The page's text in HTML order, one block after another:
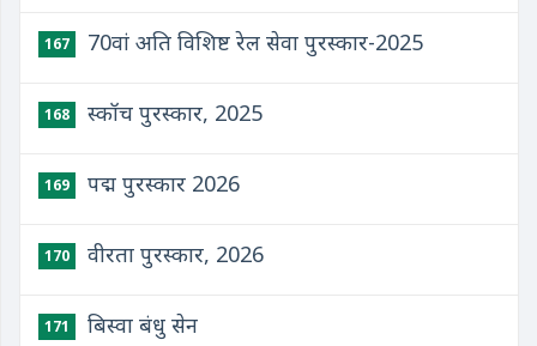
167 70वां अति विशिष्ट रेल सेवा पुरस्कार-2025
168 स्कॉच पुरस्कार, 2025
169 पद्म पुरस्कार 2026
170 वीरता पुरस्कार, 2026
171 बिस्वा बंधु सेन